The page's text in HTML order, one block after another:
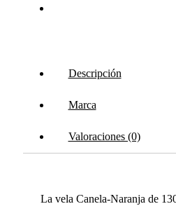
Descripción
Marca
Valoraciones (0)
La vela Canela-Naranja de